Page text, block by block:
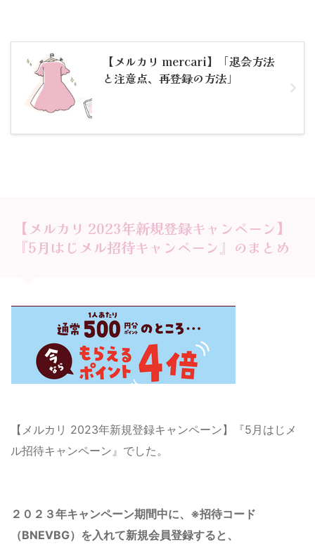
【メルカリ mercari】「退会方法
と注意点、再登録の方法」
【メルカリ 2023年新規登録キャンペーン】
『5月はじメル招待キャンペーン』のまとめ
【メルカリ 2023年新規登録キャンペーン】『5月はじメ
ル招待キャンペーン』でした。
２０２３年キャンペーン期間中に、 ※招待コード
（BNEVBG） を入れて新規会員登録すると、